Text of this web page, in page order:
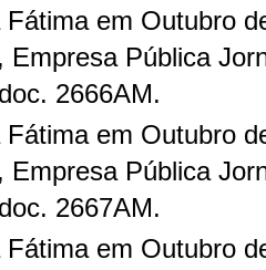
Fátima em Outubro
Empresa Pública
2666AM.
Fátima em Outubro
Empresa Pública
2667AM.
Fátima em Outubro